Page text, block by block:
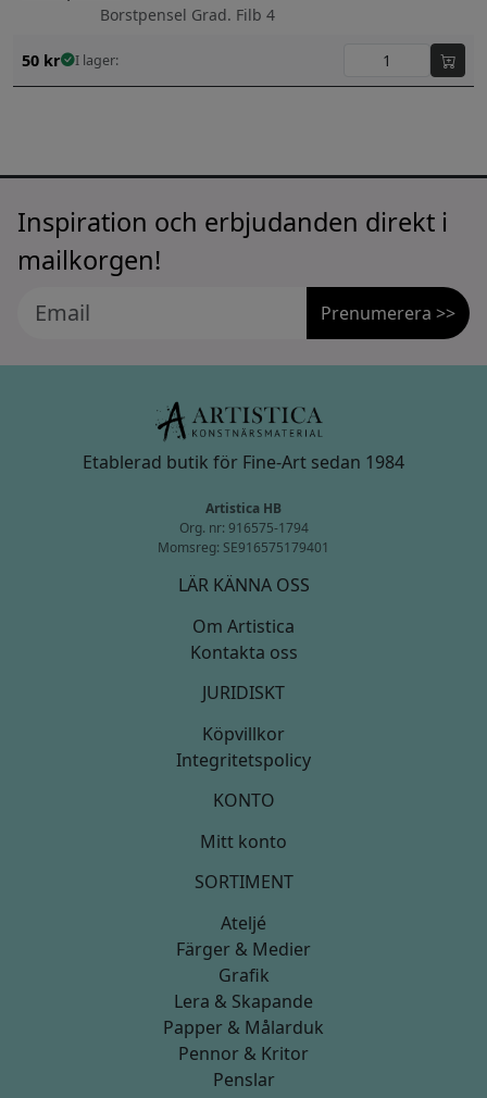
Borstpensel Grad. Filb 4
50 kr I lager:
Inspiration och erbjudanden direkt i
mailkorgen!
Prenumerera >>
Etablerad butik för Fine-Art sedan 1984
Artistica HB
Org. nr: 916575-1794
Momsreg: SE916575179401
LÄR KÄNNA OSS
Om Artistica
Kontakta oss
JURIDISKT
Köpvillkor
Integritetspolicy
KONTO
Mitt konto
SORTIMENT
Ateljé
Färger & Medier
Grafik
Lera & Skapande
Papper & Målarduk
Pennor & Kritor
Penslar